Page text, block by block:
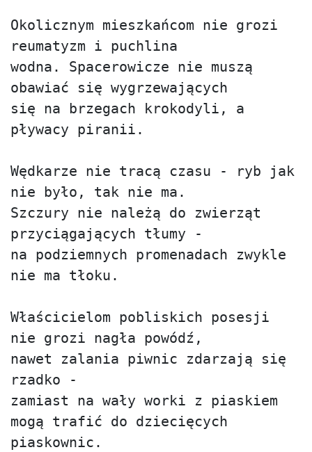
Okolicznym mieszkańcom nie grozi
reumatyzm i puchlina
wodna. Spacerowicze nie muszą
obawiać się wygrzewających
się na brzegach krokodyli, a
pływacy piranii.
Wędkarze nie tracą czasu - ryb jak
nie było, tak nie ma.
Szczury nie należą do zwierząt
przyciągających tłumy -
na podziemnych promenadach zwykle
nie ma tłoku.
Właścicielom pobliskich posesji
nie grozi nagła powódź,
nawet zalania piwnic zdarzają się
rzadko -
zamiast na wały worki z piaskiem
mogą trafić do dziecięcych
piaskownic.